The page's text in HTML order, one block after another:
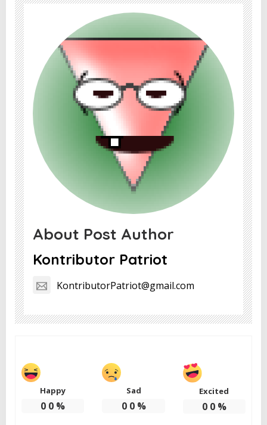
About Post Author
Kontributor Patriot
KontributorPatriot@gmail.com
Happy
0 0 %
Sad
0 0%
Excited
0 0%